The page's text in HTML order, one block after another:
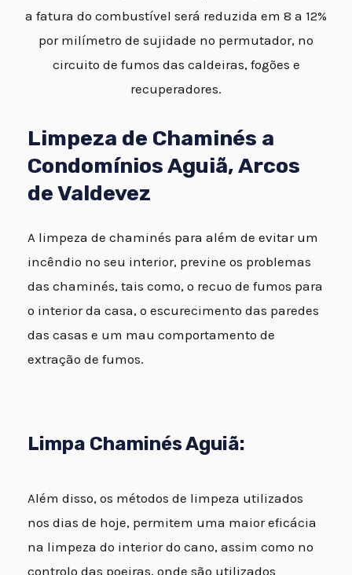
a fatura do combustível será reduzida em 8 a 12%
por milímetro de sujidade no permutador, no
circuito de fumos das caldeiras, fogões e
recuperadores.
Limpeza de Chaminés a
Condomínios Aguiã, Arcos
de Valdevez
A limpeza de chaminés para além de evitar um
incêndio no seu interior, previne os problemas
das chaminés, tais como, o recuo de fumos para
o interior da casa, o escurecimento das paredes
das casas e um mau comportamento de
extração de fumos.
Limpa Chaminés Aguiã:
Além disso, os métodos de limpeza utilizados
nos dias de hoje, permitem uma maior eficácia
na limpeza do interior do cano, assim como no
controlo das poeiras, onde são utilizados